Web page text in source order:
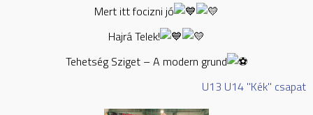
Mert itt focizni jó
Hajrá Telek!
Tehetség Sziget – A modern grund
U13 U14 "Kék" csapat